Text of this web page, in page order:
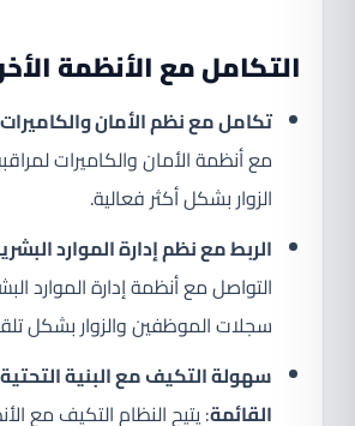
التكامل مع الأنظمة
تكامل مع نظم الأمان والكاميرات
مع أنظمة الأمان والكاميرات
الزوار بشكل أكثر فعالية.
الربط مع نظم إدارة الموارد
التواصل مع أنظمة إدارة الموارد
سجلات الموظفين والزوار بشكل
سهولة التكيف مع البنية
القائمة: يتيح النظام التكيف مع